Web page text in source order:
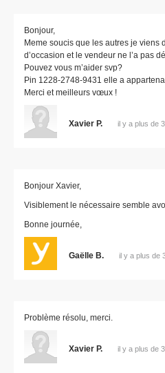
Bonjour,
Meme soucis que les autres je viens
d’occasion et le vendeur ne l’a pas
Pouvez vous m’aider svp?
Pin 1228-2748-9431 elle a
Merci et meilleurs vœux !
Xavier P. il y a plus de
Bonjour Xavier,
Visiblement le nécessaire semble
Bonne journée,
Gaëlle B. il y a plus de
Problème résolu, merci.
Xavier P. il y a plus de